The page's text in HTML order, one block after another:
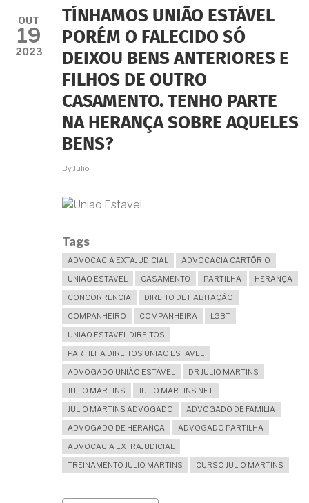
MAIS
DE
CINCO
ANOS...
AFINAL
DE
CONTAS,
QUAIS
SÃO
OS
MEUS
OUT
19
2023
TÍNHAMOS UNIÃO ESTÁVEL
PORÉM O FALECIDO SÓ
DEIXOU BENS ANTERIORES E
FILHOS DE OUTRO
CASAMENTO. TENHO PARTE
NA HERANÇA SOBRE AQUELES
BENS?
ByJulio
Tags
ADVOCACIA EXTAJUDICIAL
ADVOCACIA CARTÓRIO
UNIAO ESTAVEL
CASAMENTO PARTILHA
HERANÇA
CONCORRENCIA
DIREITO DE HABITAÇÃO
COMPANHEIRO
COMPANHEIRA
LGBT
UNIAO ESTAVEL DIREITOS
PARTILHA DIREITOS UNIAO ESTAVEL
ADVOGADO UNIÃO ESTÁVEL
DR JULIO MARTINS
JULIO MARTINS
JULIO MARTINS NET
JULIO MARTINS ADVOGADO
ADVOGADO DE FAMILIA
ADVOGADO DE HERANÇA
ADVOGADO PARTILHA
ADVOCACIA EXTRAJUDICIAL
TREINAMENTO JULIO MARTINS
CURSO JULIO MARTINS